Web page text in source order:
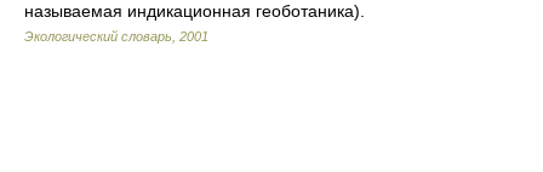
называемая индикационная геоботаника).
Экологический словарь 2001